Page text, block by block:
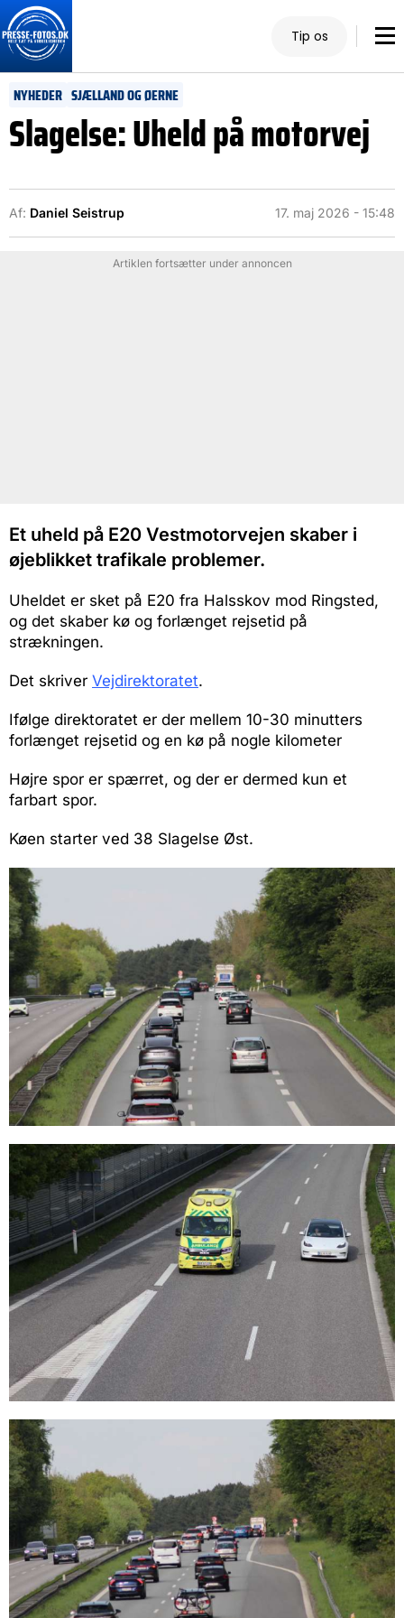
Tip os
NYHEDER SJÆLLAND OG ØERNE
Slagelse: Uheld på motorvej
Af: Daniel Seistrup 17. maj 2026 - 15:48
Artiklen fortsætter under annoncen
Et uheld på E20 Vestmotorvejen skaber i
øjeblikket trafikale problemer.
Uheldet er sket på E20 fra Halsskov mod Ringsted,
og det skaber kø og forlænget rejsetid på
strækningen.
Det skriver Vejdirektoratet.
Ifølge direktoratet er der mellem 10-30 minutters
forlænget rejsetid og en kø på nogle kilometer
Højre spor er spærret, og der er dermed kun et
farbart spor.
Køen starter ved 38 Slagelse Øst.